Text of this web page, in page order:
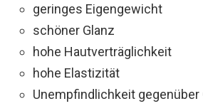
geringes Eigengewicht
schöner Glanz
hohe Hautverträglichkeit
hohe Elastizität
Unempfindlichkeit gegenüber